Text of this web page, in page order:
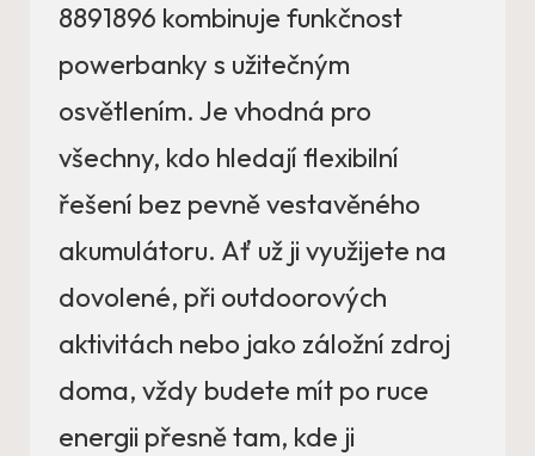
8891896 kombinuje funkčnost
powerbanky s užitečným
osvětlením. Je vhodná pro
všechny, kdo hledají flexibilní
řešení bez pevně vestavěného
akumulátoru. Ať už ji využijete na
dovolené, při outdoorových
aktivitách nebo jako záložní zdroj
doma, vždy budete mít po ruce
energii přesně tam, kde ji